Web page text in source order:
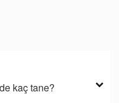
kaç tane?